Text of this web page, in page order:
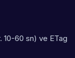
10-60 sn) ve ETag